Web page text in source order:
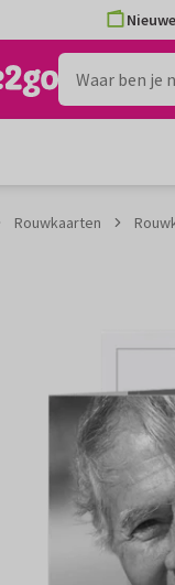
Rouwkaarten